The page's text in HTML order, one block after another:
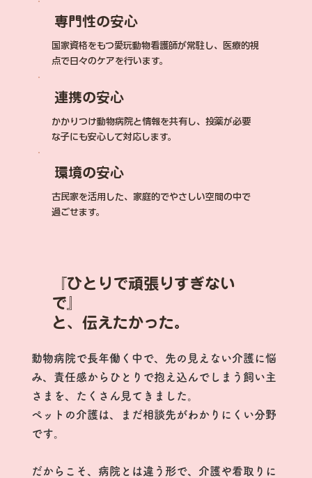
専門性の安心
国家資格をもつ愛玩動物看護師が常駐し、医療的視
点で日々のケアを行います。
連携の安心
かかりつけ動物病院と情報を共有し、投薬が必要
な子にも安心して対応します。
環境の安心
古民家を活用した、家庭的でやさしい空間の中で
過ごせます。
『ひとりで頑張りすぎない
で』
と、伝えたかった。
動物病院で長年働く中で、先の見えない介護に悩
み、責任感からひとりで抱え込んでしまう飼い主
さまを、たくさん見てきました。
ペットの介護は、まだ相談先がわかりにくい分野
です。
だからこそ、病院とは違う形で、介護や看取りに